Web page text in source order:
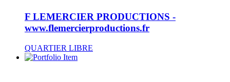
F LEMERCIER PRODUCTIONS -
www.flemercierproductions.fr
QUARTIER LIBRE